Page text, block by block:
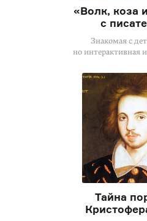
«Волк, коза
с
Знакомая с
но интерактивная
Тайна